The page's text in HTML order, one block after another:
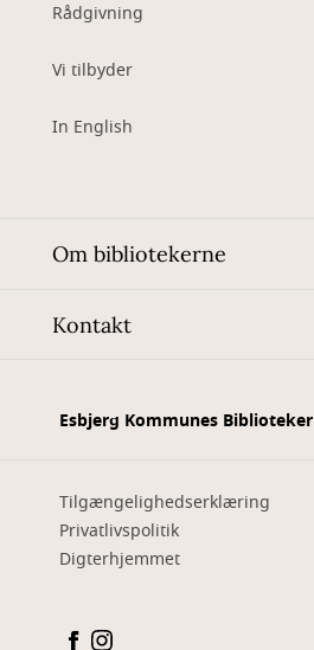
Rådgivning
Vi tilbyder
In English
Om bibliotekerne
Kontakt
Esbjerg Kommunes Biblioteker
Tilgængelighedserklæring
Privatlivspolitik
Digterhjemmet